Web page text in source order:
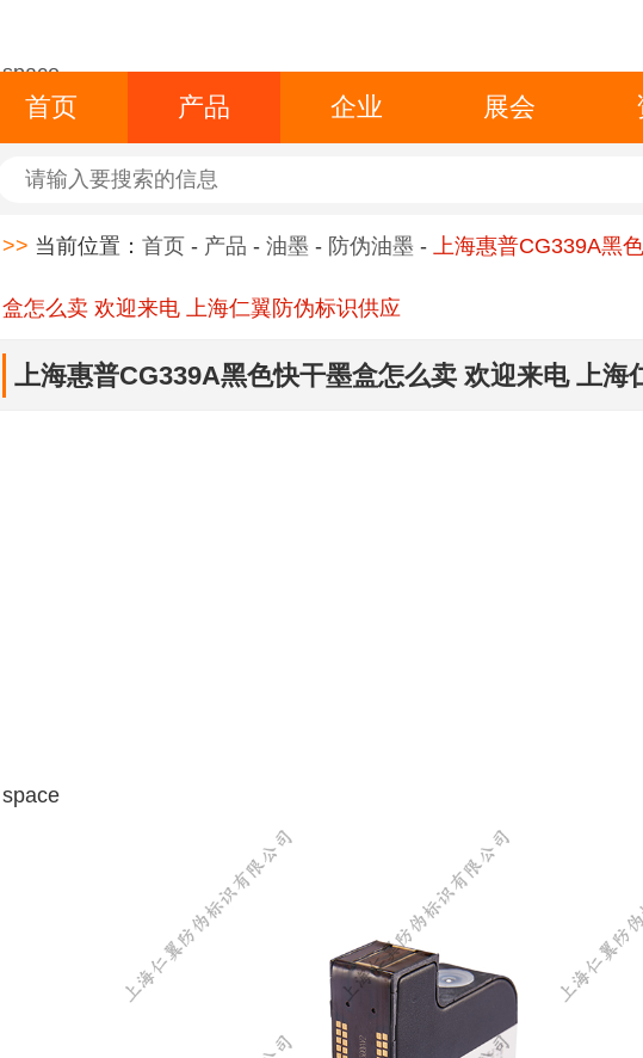
space
首页 产品 企业 展会
>> 当前位置： 首页 - 产品 - 油墨 - 防伪油墨 - 上海惠普CG339A黑
盒怎么卖 欢迎来电 上海仁翼防伪标识供应
上海惠普CG339A黑色快干墨盒怎么卖 欢迎来电 上海
space